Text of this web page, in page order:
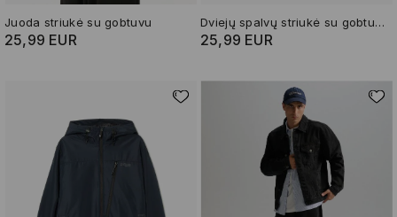
Juoda striukė su gobtuvu
25,99 EUR
Dviejų spalvų striukė su gobtuvu
25,99 EUR